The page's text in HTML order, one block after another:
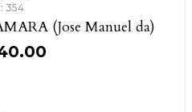
354
(Jose Manuel da)